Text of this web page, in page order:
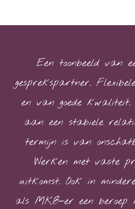
Een toonbeeld van
gesprekspartner.
en van goede kwaliteit.
aan een stabiele
termijn is van
Werken met vaste
uitkomst. Ook in
als MKB-er een beroep